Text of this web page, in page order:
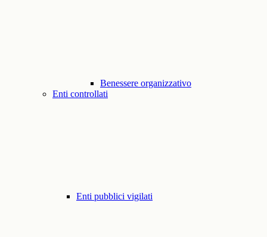
Benessere organizzativo
Enti controllati
Enti pubblici vigilati